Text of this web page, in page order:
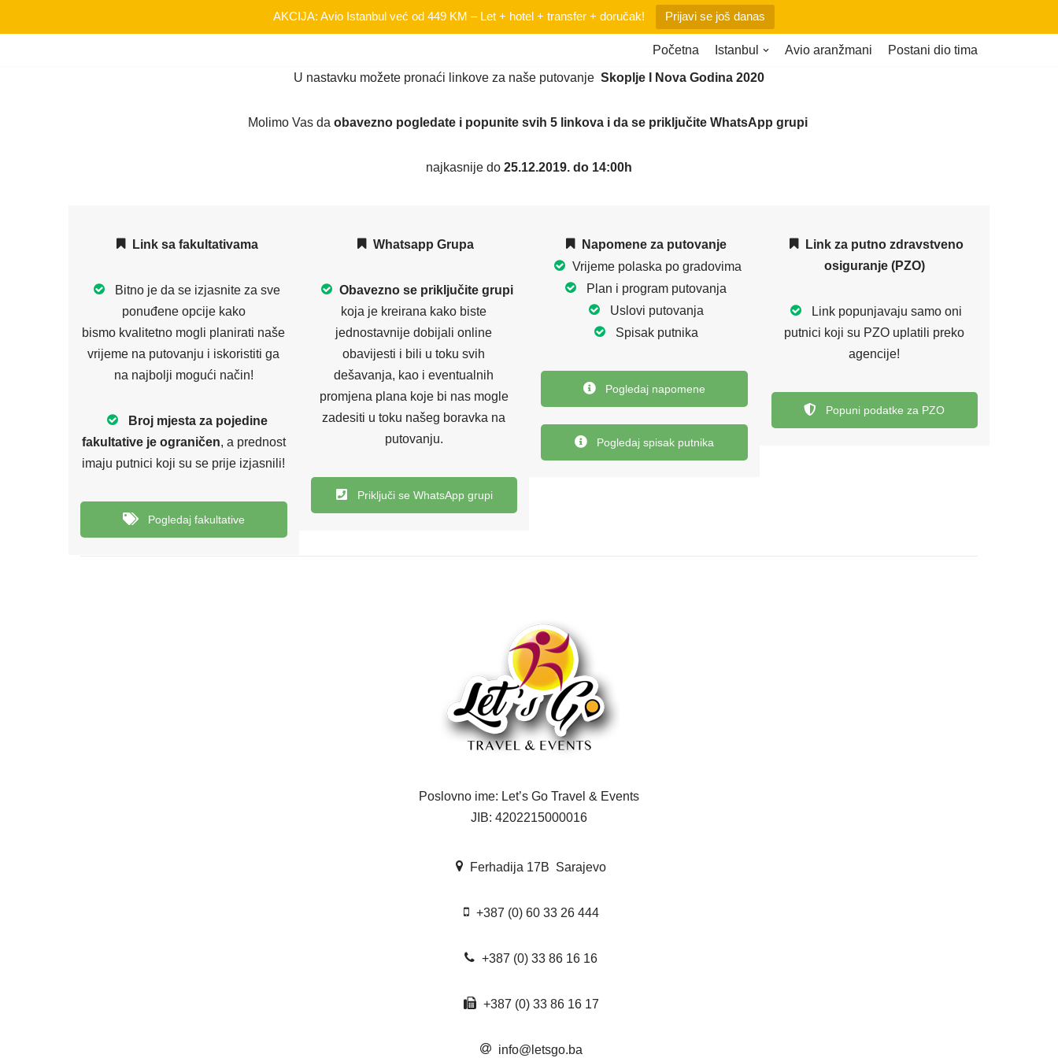
AKCIJA: Avio Istanbul već od 449 KM – Let + hotel + transfer + doručak! Prijavi se još danas
Početna Istanbul Avio aranžmani Postani dio tima
U nastavku možete pronaći linkove za naše putovanje Skoplje I Nova Godina 2020
Molimo Vas da obavezno pogledate i popunite svih 5 linkova i da se priključite WhatsApp grupi
najkasnije do 25.12.2019. do 14:00h
Link sa fakultativama
Bitno je da se izjasnite za sve
ponuđene opcije kako
bismo kvalitetno mogli planirati naše
vrijeme na putovanju i iskoristiti ga
na najbolji mogući način!
Broj mjesta za pojedine
fakultative je ograničen, a prednost
imaju putnici koji su se prije izjasnili!
Pogledaj fakultative
Whatsapp Grupa
Obavezno se priključite grupi
koja je kreirana kako biste
jednostavnije dobijali online
obavijesti i bili u toku svih
dešavanja, kao i eventualnih
promjena plana koje bi nas mogle
zadesiti u toku našeg boravka na
putovanju.
Priključi se WhatsApp grupi
Napomene za putovanje
Vrijeme polaska po gradovima
Plan i program putovanja
Uslovi putovanja
Spisak putnika
Pogledaj napomene
Pogledaj spisak putnika
Link za putno zdravstveno
osiguranje (PZO)
Link popunjavaju samo oni
putnici koji su PZO uplatili preko
agencije!
Popuni podatke za PZO
Poslovno ime: Let’s Go Travel & Events
JIB: 4202215000016
Ferhadija 17B Sarajevo
+387 (0) 60 33 26 444
+387 (0) 33 86 16 16
+387 (0) 33 86 16 17
info@letsgo.ba